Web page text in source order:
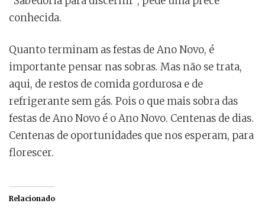
conhecida.
Quanto terminam as festas de Ano Novo, é
importante pensar nas sobras. Mas não se trata,
aqui, de restos de comida gordurosa e de
refrigerante sem gás. Pois o que mais sobra das
festas de Ano Novo é o Ano Novo. Centenas de dias.
Centenas de oportunidades que nos esperam, para
florescer.
Relacionado